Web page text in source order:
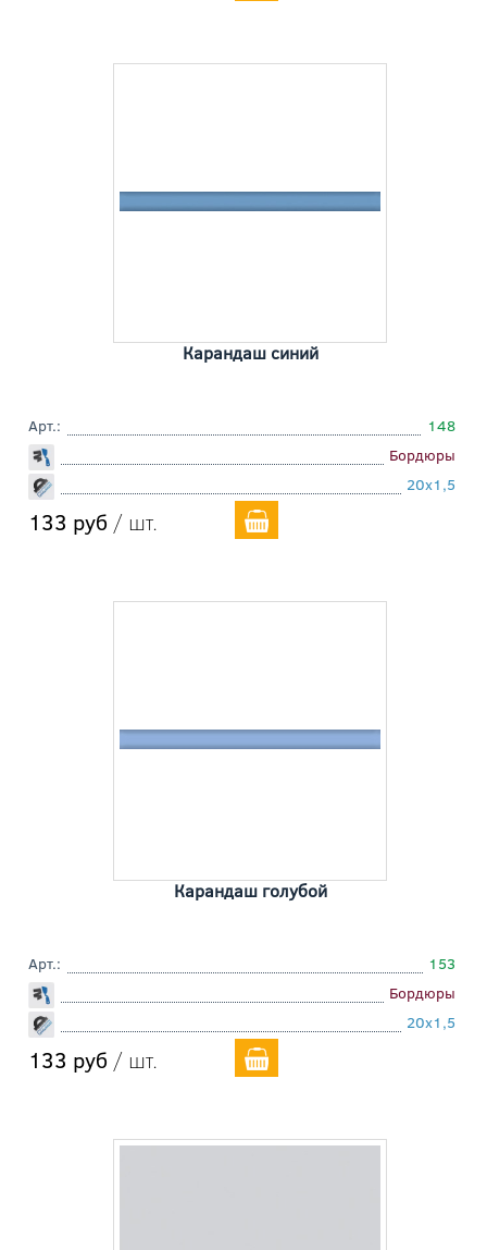
Карандаш синий
Арт.:
148
Бордюры
20x1,5
133 руб / шт.
Карандаш голубой
Арт.:
153
Бордюры
20x1,5
133 руб / шт.